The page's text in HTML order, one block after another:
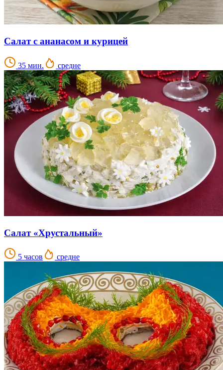
Салат с ананасом и курицей
35 мин. средне
Салат «Хрустальный»
5 часов средне